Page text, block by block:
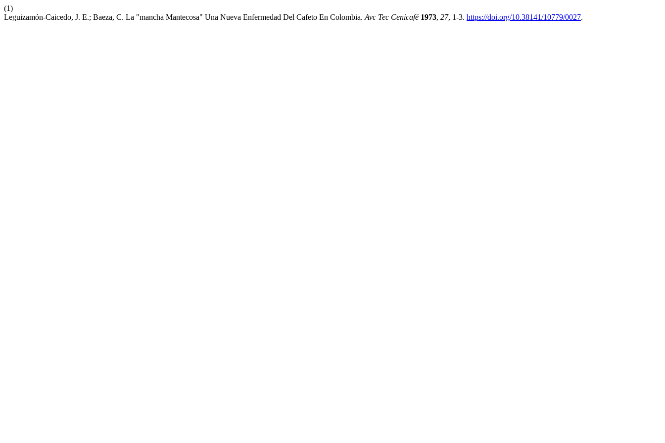
(1)
Leguizamón-Caicedo, J. E.; Baeza, C. La "mancha Mantecosa" Una Nueva Enfermedad Del Cafeto En Colombia. Avc Tec Cenicafé 1973, 27, 1-3. https://doi.org/10.38141/10779/0027.